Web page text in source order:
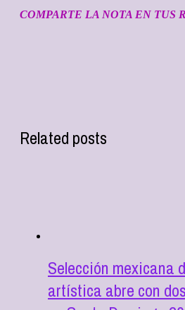
COMPARTE LA NOTA EN TUS
Related posts
Selección mexicana
artística abre con